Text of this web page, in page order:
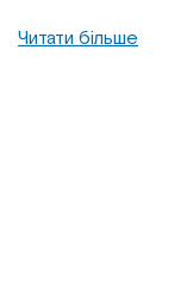
Читати більше